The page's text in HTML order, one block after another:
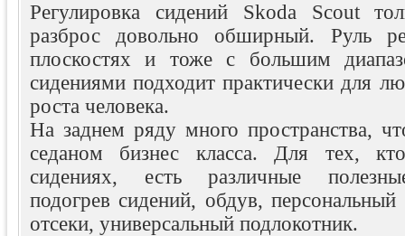
Регулировка сидений Skoda Scout
разброс довольно обширный. Руль
плоскостях и тоже с большим
сидениями подходит практически для
роста человека.
На заднем ряду много пространства,
седаном бизнес класса. Для тех,
сидениях, есть различные
подогрев сидений, обдув, персональный
отсеки, универсальный подлокотник.